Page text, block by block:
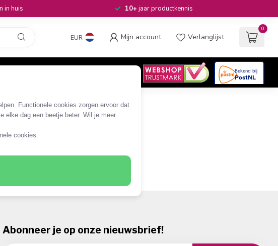
Functionele cookies zorgen ervoor dat
elke dag een beetje beter. Wil je meer
cookies.
in huis 10+jaar productkennis
EUR Mijn account Verlanglijst
0
Abonneer je op onze nieuwsbrief!